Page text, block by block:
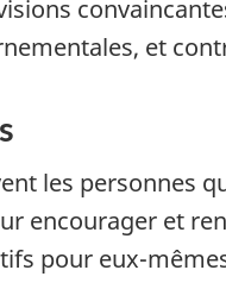
et
les personnes
encourager et
pour eux-